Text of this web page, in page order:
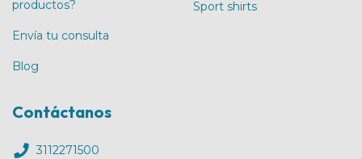
productos?
Envía tu consulta
Blog
Sport shirts
Contáctanos
3112271500